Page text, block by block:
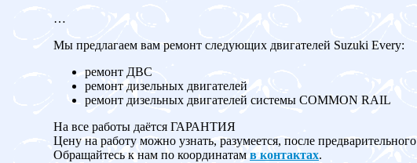
…
Мы предлагаем вам ремонт следующих двигателей Suzuki Every:
ремонт ДВС
ремонт дизельных двигателей
ремонт дизельных двигателей системы COMMON RAIL
На все работы даётся ГАРАНТИЯ
Цену на работу можно узнать, разумеется, после
Обращайтесь к нам по координатам в контактах.